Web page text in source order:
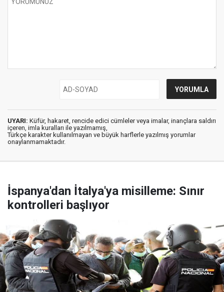
UYARI: Küfür, hakaret, rencide edici cümleler veya imalar, inançlara saldırı
içeren, imla kuralları ile yazılmamış,
Türkçe karakter kullanılmayan ve büyük harflerle yazılmış yorumlar
onaylanmamaktadır.
İspanya'dan İtalya'ya misilleme: Sınır
kontrolleri başlıyor